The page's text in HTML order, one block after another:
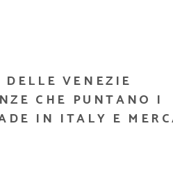
VENEZIE
CHE PUNTANO I
IN ITALY E